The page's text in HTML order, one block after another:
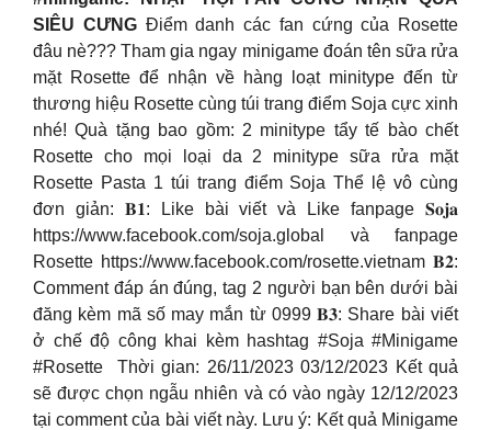
SIÊU CƯNGĐiểm danh các fan cứng của Rosette
đâu nè??? Tham gia ngay minigame đoán tên sữa rửa
mặt Rosette để nhận về hàng loạt minitype đến từ
thương hiệu Rosette cùng túi trang điểm Soja cực xinh
nhé! Quà tặng bao gồm: 2 minitype tẩy tế bào chết
Rosette cho mọi loại da 2 minitype sữa rửa mặt
Rosette Pasta 1 túi trang điểm Soja Thể lệ vô cùng
đơn giản: 𝐁𝟏: Like bài viết và Like fanpage 𝐒𝐨𝐣𝐚
https://www.facebook.com/soja.global và fanpage
Rosette https://www.facebook.com/rosette.vietnam 𝐁𝟐:
Comment đáp án đúng, tag 2 người bạn bên dưới bài
đăng kèm mã số may mắn từ 0999 𝐁𝟑: Share bài viết
ở chế độ công khai kèm hashtag #Soja #Minigame
#Rosette ️️ Thời gian: 26/11/2023 03/12/2023 Kết quả
sẽ được chọn ngẫu nhiên và có vào ngày 12/12/2023
tại comment của bài viết này. Lưu ý: Kết quả Minigame